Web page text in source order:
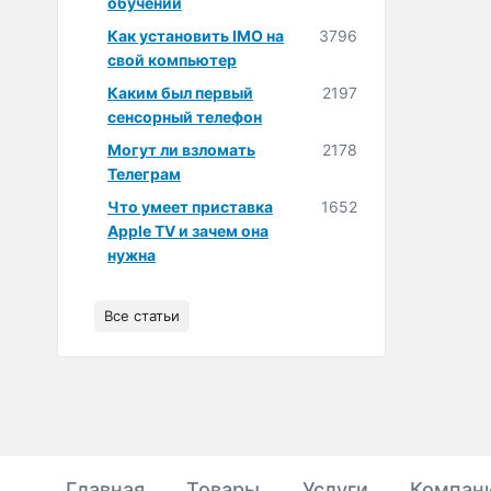
Как установить IMO на
свой компьютер
3796
Каким был первый
сенсорный телефон
2197
Могут ли взломать
Телеграм
2178
Что умеет приставка
Apple TV и зачем она
нужна
1652
Все статьи